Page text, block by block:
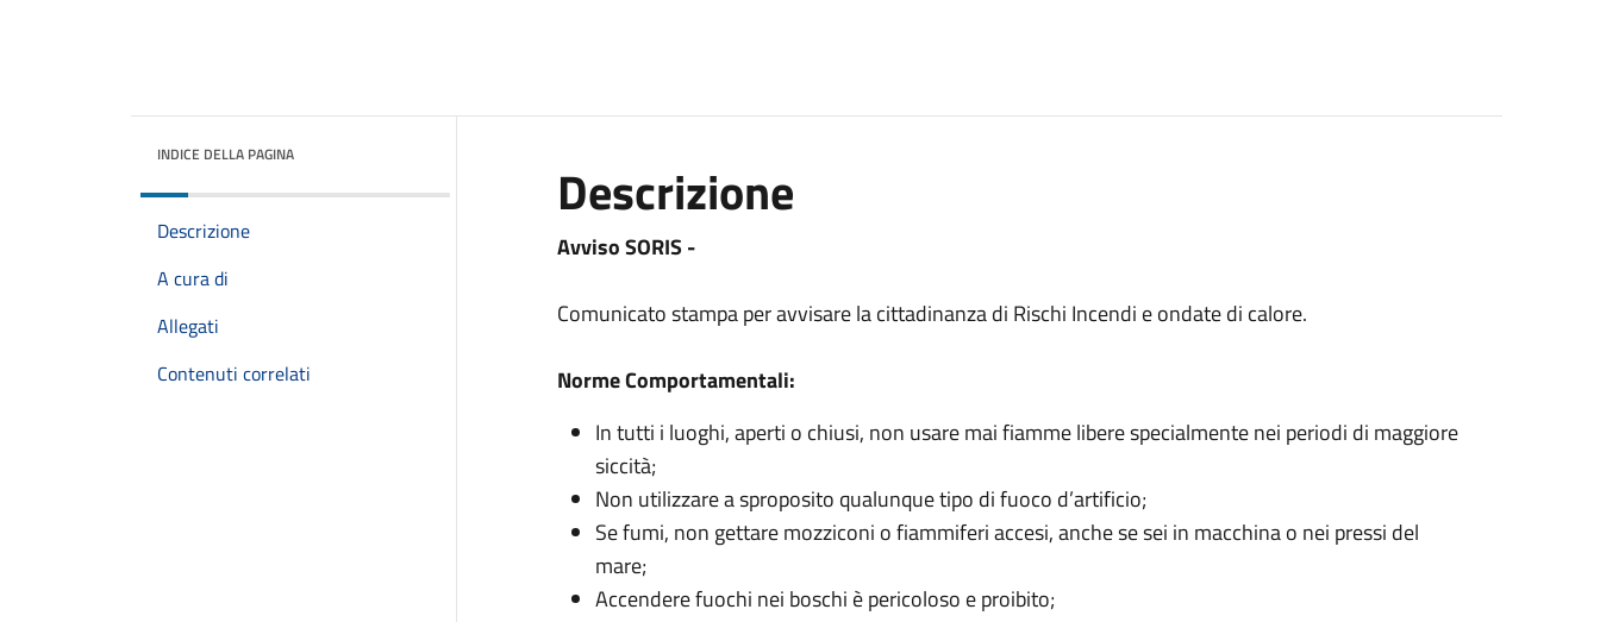
INDICE DELLA PAGINA
Descrizione
A cura di
Allegati
Contenuti correlati
Descrizione
Avviso SORIS -
Comunicato stampa per avvisare la cittadinanza di Rischi Incendi e ondate di calore.
Norme Comportamentali:
In tutti i luoghi, aperti o chiusi, non usare mai fiamme libere specialmente nei periodi di maggiore
siccità;
Non utilizzare a sproposito qualunque tipo di fuoco d’artificio;
Se fumi, non gettare mozziconi o fiammiferi accesi, anche se sei in macchina o nei pressi del
mare;
Accendere fuochi nei boschi è pericoloso e proibito;